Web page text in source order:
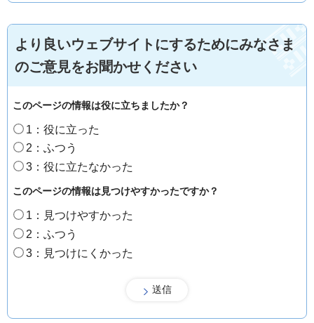
より良いウェブサイトにするためにみなさま
のご意見をお聞かせください
このページの情報は役に立ちましたか？
1：役に立った
2：ふつう
3：役に立たなかった
このページの情報は見つけやすかったですか？
1：見つけやすかった
2：ふつう
3：見つけにくかった